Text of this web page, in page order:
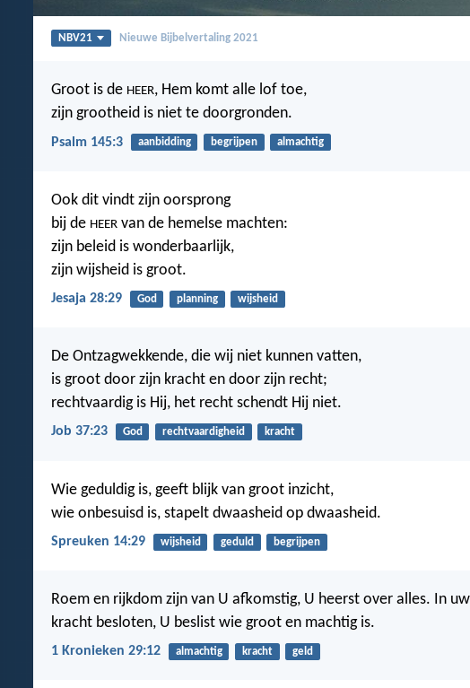
NBV21 Nieuwe Bijbelvertaling 2021
Groot is de HEER, Hem komt alle lof toe,
zijn grootheid is niet te doorgronden.
Psalm 145:3 aanbidding begrijpen almachtig
Ook dit vindt zijn oorsprong
bij de HEER van de hemelse machten:
zijn beleid is wonderbaarlijk,
zijn wijsheid is groot.
Jesaja 28:29 God planning wijsheid
De Ontzagwekkende, die wij niet kunnen vatten,
is groot door zijn kracht en door zijn recht;
rechtvaardig is Hij, het recht schendt Hij niet.
Job 37:23 God rechtvaardigheid kracht
Wie geduldig is, geeft blijk van groot inzicht,
wie onbesuisd is, stapelt dwaasheid op dwaasheid.
Spreuken 14:29 wijsheid geduld begrijpen
Roem en rijkdom zijn van U afkomstig, U heerst over alles. In
kracht besloten, U beslist wie groot en machtig is.
1 Kronieken 29:12 almachtig kracht geld